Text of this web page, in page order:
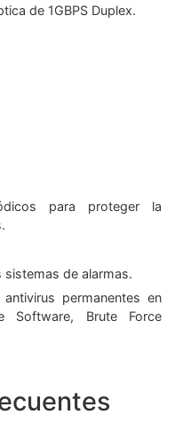
de 1GBPS Duplex.
para proteger la
de alarmas.
permanentes en
Software, Brute Force